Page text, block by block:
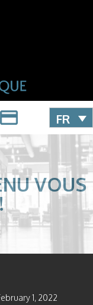
FR
VOUS
1, 2022